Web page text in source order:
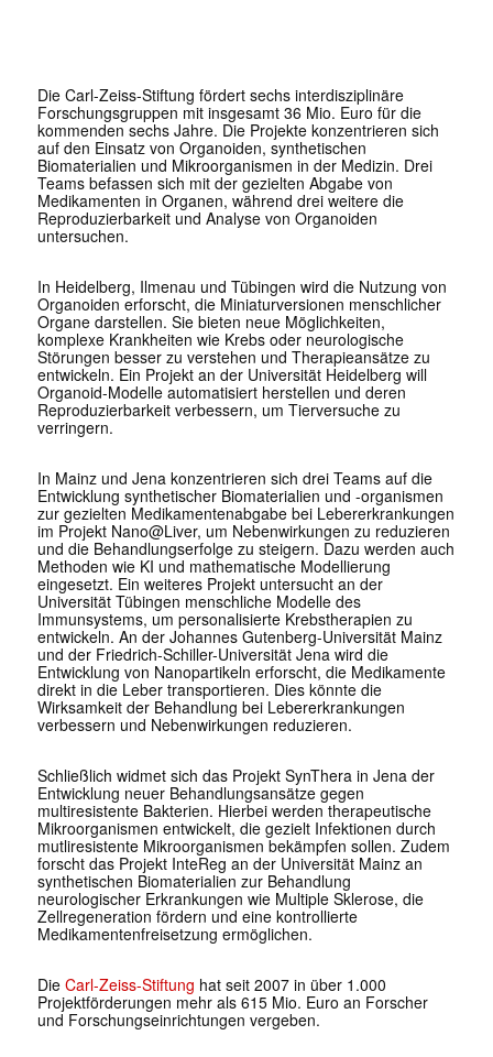
Die Carl-Zeiss-Stiftung fördert sechs interdisziplinäre
Forschungsgruppen mit insgesamt 36 Mio. Euro für die
kommenden sechs Jahre. Die Projekte konzentrieren sich
auf den Einsatz von Organoiden, synthetischen
Biomaterialien und Mikroorganismen in der Medizin. Drei
Teams befassen sich mit der gezielten Abgabe von
Medikamenten in Organen, während drei weitere die
Reproduzierbarkeit und Analyse von Organoiden
untersuchen.
In Heidelberg, Ilmenau und Tübingen wird die Nutzung von
Organoiden erforscht, die Miniaturversionen menschlicher
Organe darstellen. Sie bieten neue Möglichkeiten,
komplexe Krankheiten wie Krebs oder neurologische
Störungen besser zu verstehen und Therapieansätze zu
entwickeln. Ein Projekt an der Universität Heidelberg will
Organoid-Modelle automatisiert herstellen und deren
Reproduzierbarkeit verbessern, um Tierversuche zu
verringern.
In Mainz und Jena konzentrieren sich drei Teams auf die
Entwicklung synthetischer Biomaterialien und -organismen
zur gezielten Medikamentenabgabe bei Lebererkrankungen
im Projekt Nano@Liver, um Nebenwirkungen zu reduzieren
und die Behandlungserfolge zu steigern. Dazu werden auch
Methoden wie KI und mathematische Modellierung
eingesetzt. Ein weiteres Projekt untersucht an der
Universität Tübingen menschliche Modelle des
Immunsystems, um personalisierte Krebstherapien zu
entwickeln. An der Johannes Gutenberg-Universität Mainz
und der Friedrich-Schiller-Universität Jena wird die
Entwicklung von Nanopartikeln erforscht, die Medikamente
direkt in die Leber transportieren. Dies könnte die
Wirksamkeit der Behandlung bei Lebererkrankungen
verbessern und Nebenwirkungen reduzieren.
Schließlich widmet sich das Projekt SynThera in Jena der
Entwicklung neuer Behandlungsansätze gegen
multiresistente Bakterien. Hierbei werden therapeutische
Mikroorganismen entwickelt, die gezielt Infektionen durch
mutliresistente Mikroorganismen bekämpfen sollen. Zudem
forscht das Projekt InteReg an der Universität Mainz an
synthetischen Biomaterialien zur Behandlung
neurologischer Erkrankungen wie Multiple Sklerose, die
Zellregeneration fördern und eine kontrollierte
Medikamentenfreisetzung ermöglichen.
Die Carl-Zeiss-Stiftung hat seit 2007 in über 1.000
Projektförderungen mehr als 615 Mio. Euro an Forscher
und Forschungseinrichtungen vergeben.